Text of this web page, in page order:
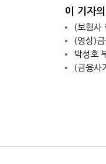
이 기자
(영상)
박성호